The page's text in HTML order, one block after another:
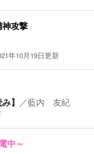
神攻撃
年10月19日更新
】 ／藍内 友紀
中～